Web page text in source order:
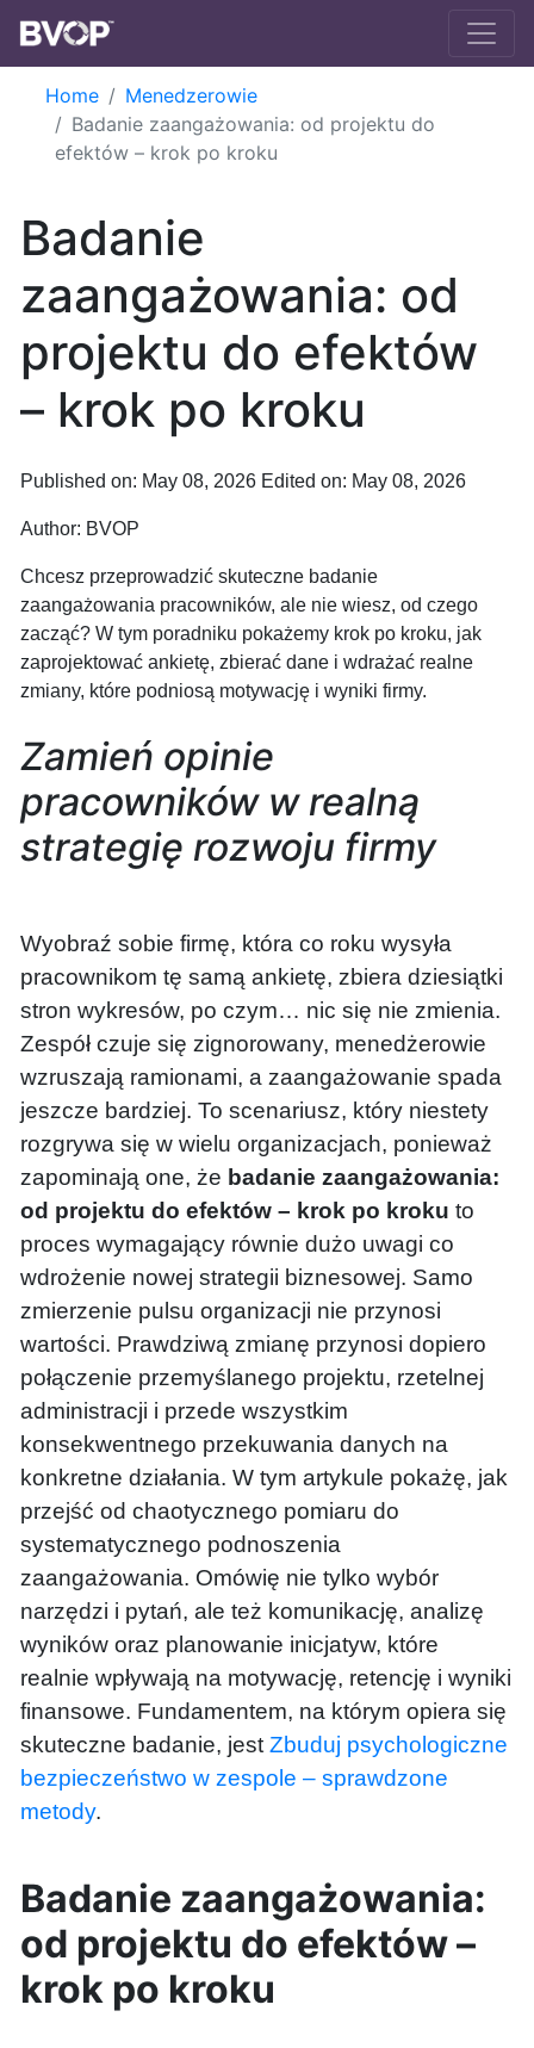
Skip to main content
Home
Menedzerowie
Badanie zaangażowania: od projektu do
efektów – krok po kroku
Badanie
zaangażowania: od
projektu do efektów
– krok po kroku
Published on: May 08, 2026 Edited on: May 08, 2026
Author: BVOP
Chcesz przeprowadzić skuteczne badanie
zaangażowania pracowników, ale nie wiesz, od czego
zacząć? W tym poradniku pokażemy krok po kroku, jak
zaprojektować ankietę, zbierać dane i wdrażać realne
zmiany, które podniosą motywację i wyniki firmy.
Zamień opinie
pracowników w realną
strategię rozwoju firmy
Wyobraź sobie firmę, która co roku wysyła
pracownikom tę samą ankietę, zbiera dziesiątki
stron wykresów, po czym… nic się nie zmienia.
Zespół czuje się zignorowany, menedżerowie
wzruszają ramionami, a zaangażowanie spada
jeszcze bardziej. To scenariusz, który niestety
rozgrywa się w wielu organizacjach, ponieważ
zapominają one, że badanie zaangażowania:
od projektu do efektów – krok po kroku to
proces wymagający równie dużo uwagi co
wdrożenie nowej strategii biznesowej. Samo
zmierzenie pulsu organizacji nie przynosi
wartości. Prawdziwą zmianę przynosi dopiero
połączenie przemyślanego projektu, rzetelnej
administracji i przede wszystkim
konsekwentnego przekuwania danych na
konkretne działania. W tym artykule pokażę, jak
przejść od chaotycznego pomiaru do
systematycznego podnoszenia
zaangażowania. Omówię nie tylko wybór
narzędzi i pytań, ale też komunikację, analizę
wyników oraz planowanie inicjatyw, które
realnie wpływają na motywację, retencję i wyniki
finansowe. Fundamentem, na którym opiera się
skuteczne badanie, jestZbuduj psychologiczne
bezpieczeństwo w zespole – sprawdzone
metody.
Badanie zaangażowania:
od projektu do efektów –
krok po kroku